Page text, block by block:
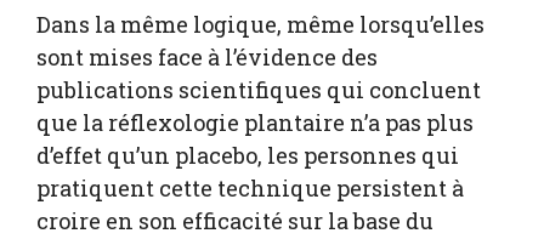
Dans la même logique, même lorsqu’elles
sont mises face à l’évidence des
publications scientifiques qui concluent
que la réflexologie plantaire n’a pas plus
d’effet qu’un placebo, les personnes qui
pratiquent cette technique persistent à
croire en son efficacité sur la base du